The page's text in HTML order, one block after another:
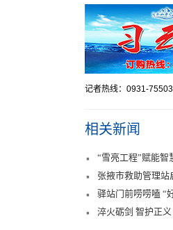
记者热线：0931-
相关新闻
“雪亮工程”赋能智
张掖市救助管理站
驿站门前唠唠嗑 “
淬火砺剑 智护正